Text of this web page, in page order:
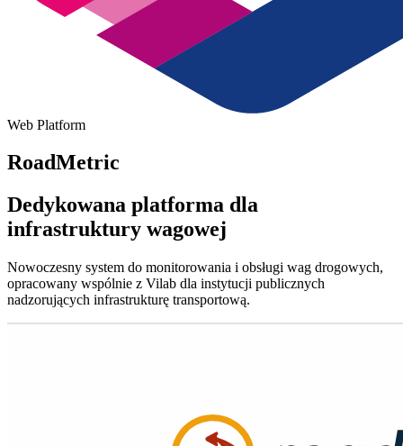
Web Platform
RoadMetric
Dedykowana platforma dla
infrastruktury wagowej
Nowoczesny system do monitorowania i obsługi wag drogowych,
opracowany wspólnie z Vilab dla instytucji publicznych
nadzorujących infrastrukturę transportową.